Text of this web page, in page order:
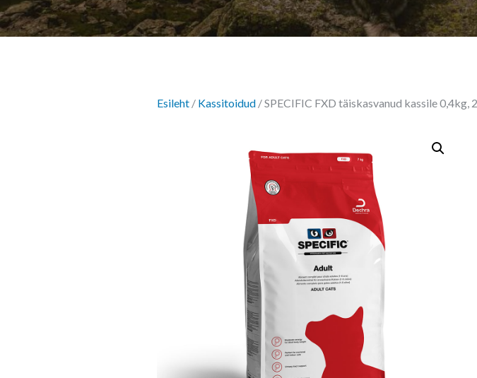
Esileht / Kassitoidud / SPECIFIC FXD täiskasvanud kassile 0,4kg,